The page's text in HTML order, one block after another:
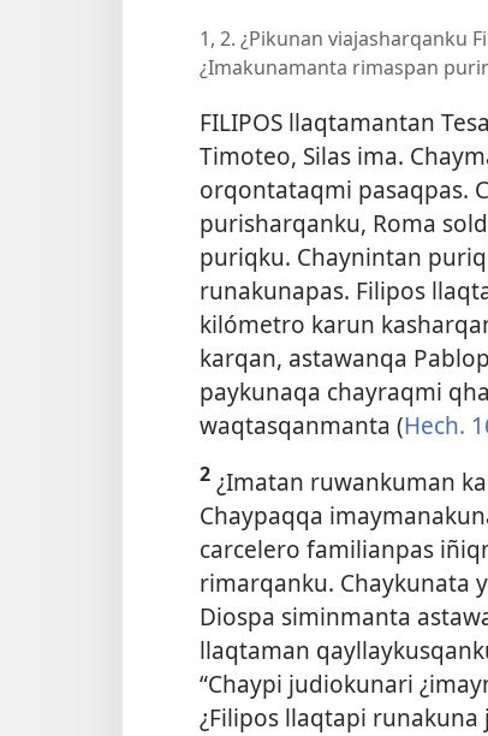
1, 2. ¿Pikunan viajasharqanku
¿Imakunamanta rimaspan
FILIPOS llaqtamantan
Timoteo, Silas ima.
orqontataqmi pasaqpas.
purisharqanku, Roma
puriqku. Chaynintan
runakunapas. Filipos
kilómetro karun
karqan, astawanqa
paykunaqa chayraqmi
waqtasqanmanta (Hech.
2 ¿Imatan ruwankuman
Chaypaqqa
carcelero familianpas
rimarqanku. Chaykunata
Diospa siminmanta
llaqtaman
“Chaypi judiokunari
¿Filipos llaqtapi runakuna